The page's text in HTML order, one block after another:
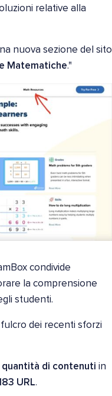
relative alla
nuova sezione del sito
Matematiche."
condivide
la comprensione
studenti.
dei recenti sforzi
quantità di contenuti in
URL.